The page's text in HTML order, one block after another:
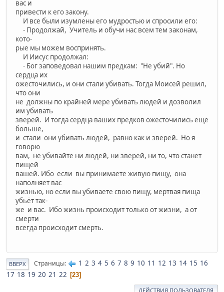
вас и
привести к его закону.
И все были изумлены его мудростью и спросили его:
- Продолжай, Учитель и обучи нас всем тем законам,
кото-
рые мы можем воспринять.
И Иисус продолжал:
- Бог заповедовал нашим предкам: "Не убий". Но
сердца их
ожесточились, и они стали убивать. Тогда Моисей решил,
что они
не должны по крайней мере убивать людей и дозволил
им убивать
зверей. И тогда сердца ваших предков ожесточились еще
больше,
и стали они убивать людей, равно как и зверей. Но я
говорю
вам, не убивайте ни людей, ни зверей, ни то, что станет
пищей
вашей. Ибо если вы принимаете живую пищу, она
наполняет вас
жизнью, но если вы убиваете свою пищу, мертвая пища
убьёт так-
же и вас. Ибо жизнь происходит только от жизни, а от
смерти
всегда происходит смерть.
ВВЕРХ Страницы 1 2 3 4 5 6 7 8 9 10 11 12 13 14 15 16
17 18 19 20 21 22 23
ДЕЙСТВИЯ ПОЛЬЗОВАТЕЛЯ